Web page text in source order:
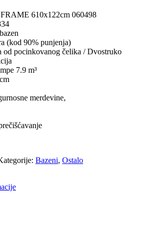
610x122cm 060498
(kod 90% punjenja)
pocinkovanog čelika / Dvostruko
7.9 m³
merdevine,
Bazeni, Ostalo